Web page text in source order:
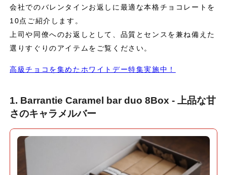
会社でのバレンタインお返しに最適な本格チョコレートを
10点ご紹介します。
上司や同僚へのお返しとして、品質とセンスを兼ね備えた
選りすぐりのアイテムをご覧ください。
高級チョコを集めたホワイトデー特集実施中！
1. Barrantie Caramel bar duo 8Box - 上品な甘
さのキャラメルバー